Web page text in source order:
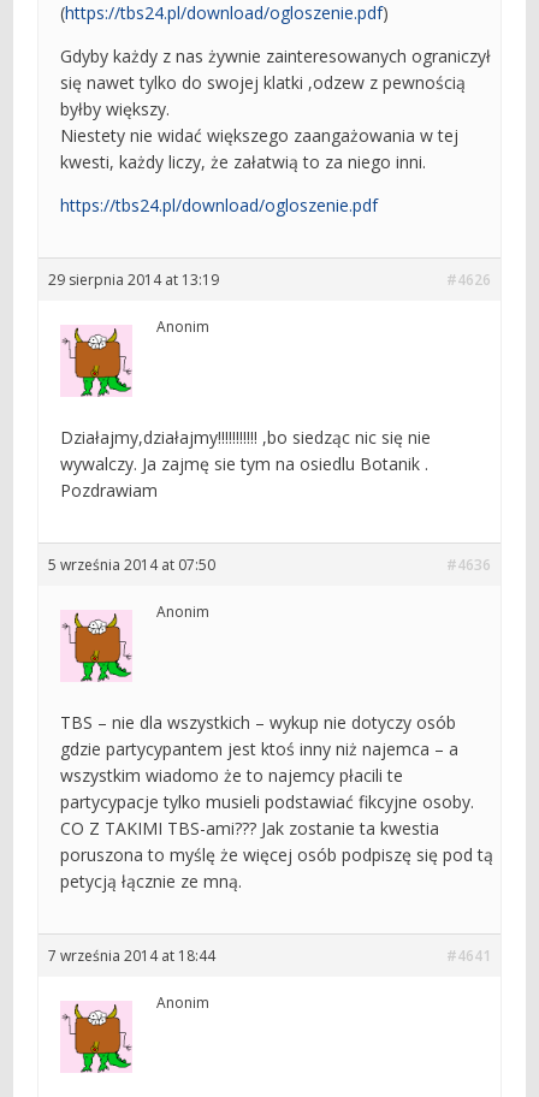
(https://tbs24.pl/download/ogloszenie.pdf)
Gdyby każdy z nas żywnie zainteresowanych ograniczył
się nawet tylko do swojej klatki ,odzew z pewnością
byłby większy.
Niestety nie widać większego zaangażowania w tej
kwesti, każdy liczy, że załatwią to za niego inni.
https://tbs24.pl/download/ogloszenie.pdf
29 sierpnia 2014 at 13:19 #4626
Anonim
Działajmy,działajmy!!!!!!!!!!! ,bo siedząc nic się nie
wywalczy. Ja zajmę sie tym na osiedlu Botanik .
Pozdrawiam
5 września 2014 at 07:50 #4636
Anonim
TBS – nie dla wszystkich – wykup nie dotyczy osób
gdzie partycypantem jest ktoś inny niż najemca – a
wszystkim wiadomo że to najemcy płacili te
partycypacje tylko musieli podstawiać fikcyjne osoby.
CO Z TAKIMI TBS-ami??? Jak zostanie ta kwestia
poruszona to myślę że więcej osób podpiszę się pod tą
petycją łącznie ze mną.
7 września 2014 at 18:44 #4641
Anonim